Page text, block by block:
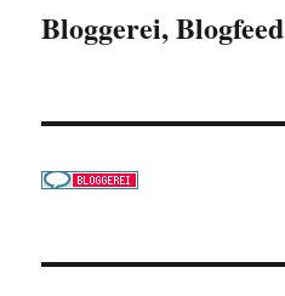
Bloggerei, Blogfeed